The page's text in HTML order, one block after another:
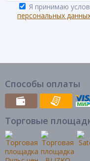
Я принимаю
персональных
Способы оплаты
Торговые